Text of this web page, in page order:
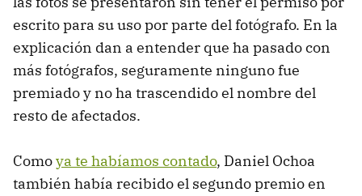
escrito para su uso por parte del fotógrafo. En la
explicación dan a entender que ha pasado con
más fotógrafos, seguramente ninguno fue
premiado y no ha trascendido el nombre del
resto de afectados.
Comoya te habíamos contado, Daniel Ochoa
también había recibido el segundo premio en